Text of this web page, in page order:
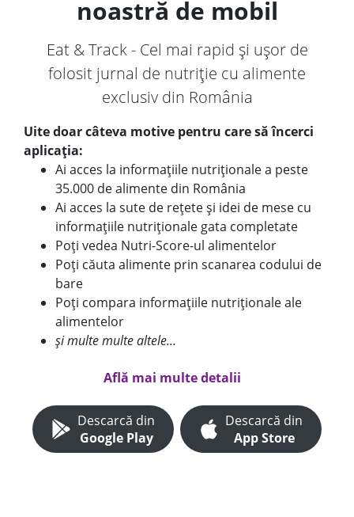
noastră de mobil
Eat & Track - Cel mai rapid și ușor de
folosit jurnal de nutriție cu alimente
exclusiv din România
Uite doar câteva motive pentru care să încerci
aplicația:
Ai acces la informațiile nutriționale a peste
35.000 de alimente din România
Ai acces la sute de rețete și idei de mese cu
informațiile nutriționale gata completate
Poți vedea Nutri-Score-ul alimentelor
Poți căuta alimente prin scanarea codului de
bare
Poți compara informațiile nutriționale ale
alimentelor
și multe multe altele...
Află mai multe detalii
Descarcă din
Google Play
Descarcă din
App Store